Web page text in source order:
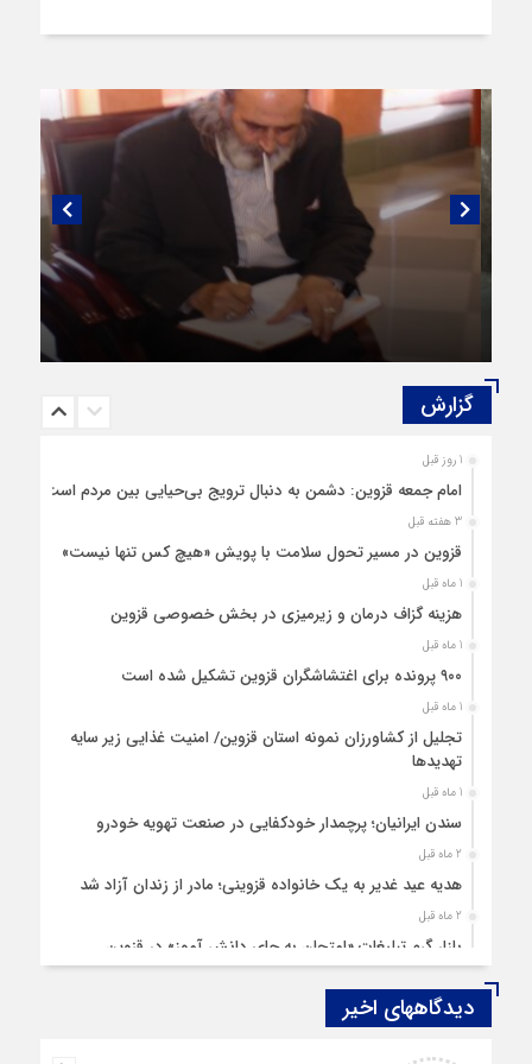
گفتگویی منتشر نشده با پروفسور اهرنجانی،
صاحب نظریه سه‌ شاخگی (۳C)
گزارش‌
1 روز قبل
امام جمعه قزوین: دشمن به دنبال ترویج بی‌حیایی بین مردم است
3 هفته قبل
قزوین در مسیر تحول سلامت با پویش «هیچ‌ کس تنها نیست»
1 ماه قبل
هزینه‌ گزاف درمان و زیرمیزی در بخش خصوصی قزوین
1 ماه قبل
۹۰۰ پرونده برای اغتشاشگران قزوین تشکیل شده است
1 ماه قبل
تجلیل از کشاورزان نمونه استان قزوین/ امنیت غذایی زیر سایه
تهدیدها
1 ماه قبل
سندن ایرانیان؛ پرچمدار خودکفایی در صنعت تهویه خودرو
2 ماه قبل
هدیه عید غدیر به یک خانواده قزوینی؛ مادر از زندان آزاد شد
2 ماه قبل
بازار گرم تبلیغات «امتحان به جای دانش‌ آموز» در قزوین
قزوین ۱۴۰۴، گام‌هایی در سایه چالش‌ها
دیدگاههای اخیر